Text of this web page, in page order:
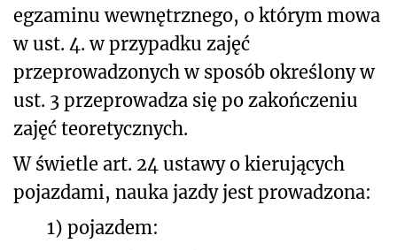
egzaminu wewnętrznego, o którym mowa
w ust. 4. w przypadku zajęć
przeprowadzonych w sposób określony w
ust. 3 przeprowadza się po zakończeniu
zajęć teoretycznych.
W świetle art. 24 ustawy o kierujących
pojazdami, nauka jazdy jest prowadzona:
1) pojazdem: